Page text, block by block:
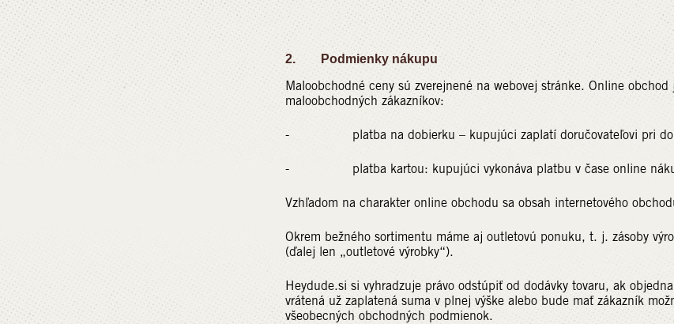
2. Podmienky nákupu
Maloobchodné ceny sú zverejnené na webovej stránke. Online
maloobchodných zákazníkov:
- platba na dobierku – kupujúci zaplatí doručovateľovi pri
- platba kartou: kupujúci vykonáva platbu v čase online
Vzhľadom na charakter online obchodu sa obsah internetového
Okrem bežného sortimentu máme aj outletovú ponuku, t. j. zásoby
(ďalej len „outletové výrobky“).
Heydude.si si vyhradzuje právo odstúpiť od dodávky tovaru, ak
vrátená už zaplatená suma v plnej výške alebo bude mať zákazník
všeobecných obchodných podmienok.